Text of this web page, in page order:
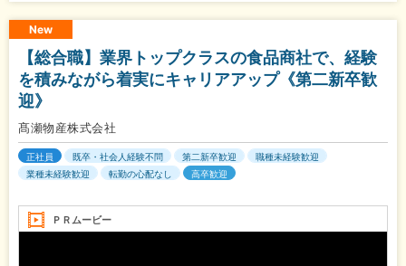
New
【総合職】業界トップクラスの食品商社で、経験
を積みながら着実にキャリアアップ《第二新卒歓
迎》
髙瀬物産株式会社
正社員 既卒・社会人経験不問 第二新卒歓迎
職種未経験歓迎
業種未経験歓迎
転勤の心配なし 高卒歓迎
ＰＲムービー